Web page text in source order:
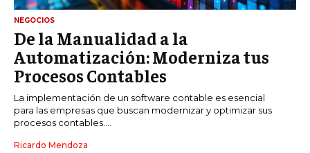
NEGOCIOS
De la Manualidad a la
Automatización: Moderniza tus
Procesos Contables
La implementación de un software contable es esencial
para las empresas que buscan modernizar y optimizar sus
procesos contables....
Ricardo Mendoza